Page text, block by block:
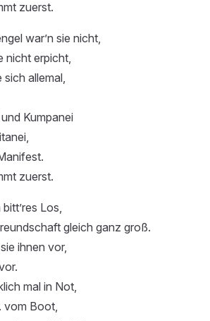
zuerst.
war’n sie nicht,
nicht erpicht,
allemal,
Kumpanei
zuerst.
Los,
gleich ganz groß.
ihnen vor,
mal in Not,
vom Boot,